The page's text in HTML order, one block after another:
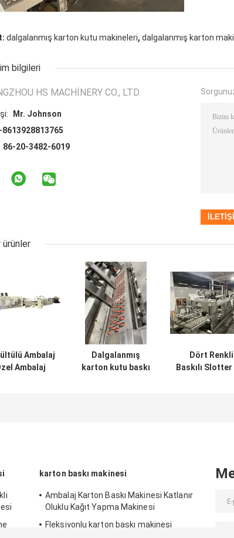
dalgalanmış karton kutu makineleri, dalgalanmış karton
bilgileri
HS MACHINERY CO., LTD.
Mr. Johnson
86-20-3482-6019
ürünler
Ambalaj
Ambalaj
Dalgalanmış
karton kutu baskı
Dört Renkli
Baskılı
karton baskı makinesi
Ambalaj Karton Baskı Makinesi Katlanır
Oluklu Kağıt Yapma Makinesi
Fleksiyonlu karton baskı makinesi